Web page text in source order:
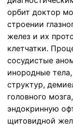
орбит доктор
строении
желез и их
клетчатки.
сосудистые
инородные
структур,
головного
эндокринную
щитовидной